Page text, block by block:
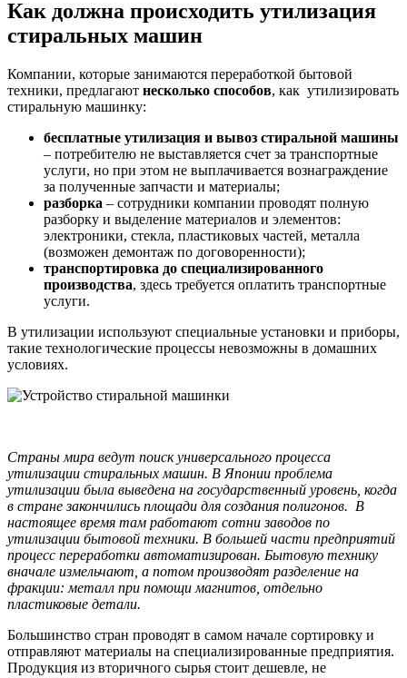
Как должна происходить утилизация
стиральных машин
Компании, которые занимаются переработкой бытовой
техники, предлагают несколько способов, как утилизировать
стиральную машинку:
бесплатные утилизация и вывоз стиральной машины
– потребителю не выставляется счет за транспортные
услуги, но при этом не выплачивается вознаграждение
за полученные запчасти и материалы;
разборка – сотрудники компании проводят полную
разборку и выделение материалов и элементов:
электроники, стекла, пластиковых частей, металла
(возможен демонтаж по договоренности);
транспортировка до специализированного
производства, здесь требуется оплатить транспортные
услуги.
В утилизации используют специальные установки и приборы,
такие технологические процессы невозможны в домашних
условиях.
Страны мира ведут поиск универсального процесса
утилизации стиральных машин. В Японии проблема
утилизации была выведена на государственный уровень, когда
в стране закончились площади для создания полигонов. В
настоящее время там работают сотни заводов по
утилизации бытовой техники. В большей части предприятий
процесс переработки автоматизирован. Бытовую технику
вначале измельчают, а потом производят разделение на
фракции: металл при помощи магнитов, отдельно
пластиковые детали.
Большинство стран проводят в самом начале сортировку и
отправляют материалы на специализированные предприятия.
Продукция из вторичного сырья стоит дешевле, не